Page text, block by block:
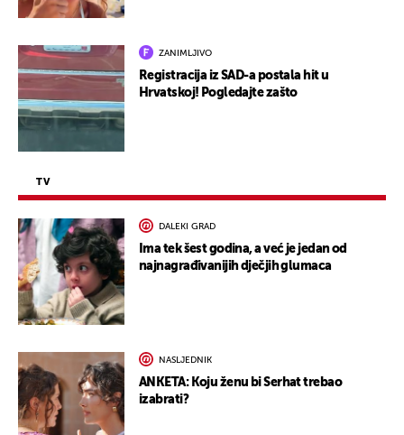
ZANIMLJIVO
Registracija iz SAD-a postala hit u
Hrvatskoj! Pogledajte zašto
TV
DALEKI GRAD
Ima tek šest godina, a već je jedan od
najnagrađivanijih dječjih glumaca
NASLJEDNIK
ANKETA: Koju ženu bi Serhat trebao
izabrati?